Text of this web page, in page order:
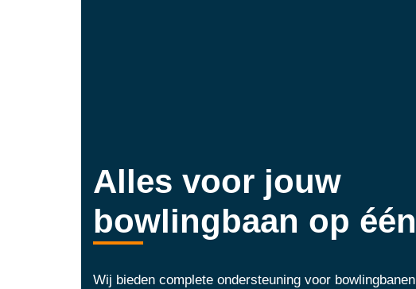
Alles voor jouw
bowlingbaan op
Wij bieden complete ondersteuning voor